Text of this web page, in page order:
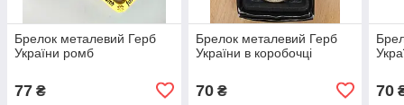
Брелок металевий Герб
України ромб
77 ₴
Брелок металевий Герб
України в коробочці
70₴ 70